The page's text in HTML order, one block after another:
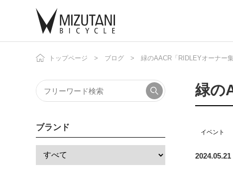
自転
ニュ
トップページ ブログ 緑のAACR「RIDLEYオーナー
緑の
イベント
2024.05.21
ブランド